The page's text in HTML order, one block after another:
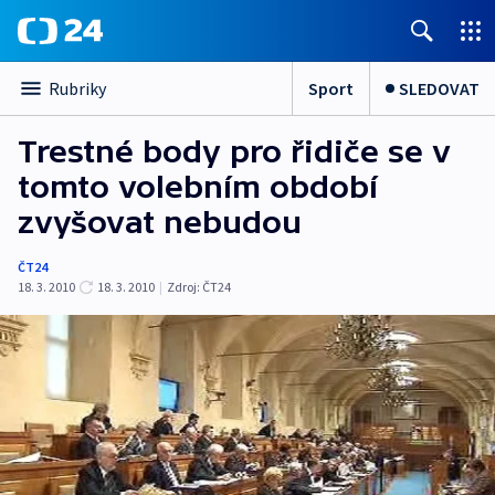
Rubriky Sport SLEDOVAT
Trestné body pro řidiče se v
tomto volebním období
zvyšovat nebudou
ČT24
18. 3. 2010
18. 3. 2010 | Zdroj: ČT24